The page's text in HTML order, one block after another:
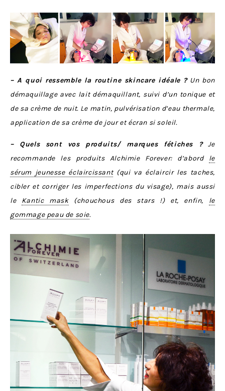
– A quoi ressemble la routine skincare idéale ?Un bon
démaquillage avec lait démaquillant, suivi d’un tonique et
de sa crème de nuit. Le matin, pulvérisation d’eau thermale,
application de sa crème de jour et écran si soleil.
– Quels sont vos produits/ marques fétiches ?Je
recommande les produits Alchimie Forever: d’abord le
sérum jeunesse éclaircissant(qui va éclaircir les taches,
cibler et corriger les imperfections du visage), mais aussi
le Kantic mask(chouchous des stars !) et, enfin, le
gommage peau de soie.